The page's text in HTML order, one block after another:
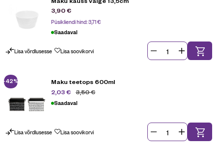
3,90€
Püsikliendi hind:3,71€
Saadaval
Lisa võrdlusesse Lisa soovikorvi
-42%
Maku teetops 600ml
3,50€
2,03€
Saadaval
Lisa võrdlusesse Lisa soovikorvi